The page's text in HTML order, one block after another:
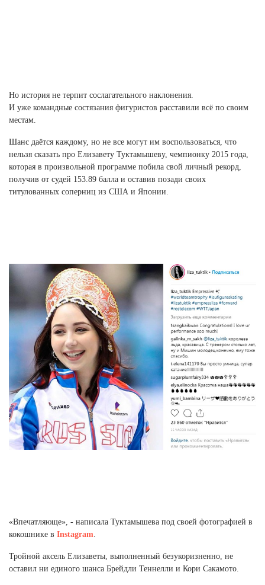
Но история не терпит сослагательного наклонения.
И уже командные состязания фигуристов расставили всё по своим
местам.
Шанс даётся каждому, но не все могут им воспользоваться, что
нельзя сказать про Елизавету Туктамышеву, чемпионку 2015 года,
которая в произвольной программе побила свой личный рекорд,
получив от судей 153.89 балла и оставив позади своих
титулованных соперниц из США и Японии.
«Впечатляюще», - написала Туктамышева под своей фотографией в
кокошнике в Instagram.
Тройной аксель Елизаветы, выполненный безукоризненно, не
оставил ни единого шанса Брейдли Теннелли и Кори Сакамото.